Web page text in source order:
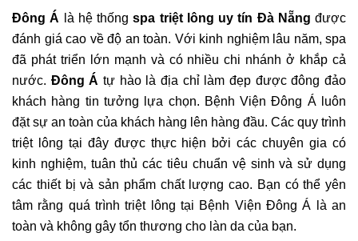
Đông Á là hệ thốngspa triệt lông uy tín Đà Nẵng được
đánh giá cao về độ an toàn. Với kinh nghiệm lâu năm, spa
đã phát triển lớn mạnh và có nhiều chi nhánh ở khắp cả
nước. Đông Á tự hào là địa chỉ làm đẹp được đông đảo
khách hàng tin tưởng lựa chọn. Bệnh Viện Đông Á luôn
đặt sự an toàn của khách hàng lên hàng đầu. Các quy trình
triệt lông tại đây được thực hiện bởi các chuyên gia có
kinh nghiệm, tuân thủ các tiêu chuẩn vệ sinh và sử dụng
các thiết bị và sản phẩm chất lượng cao. Bạn có thể yên
tâm rằng quá trình triệt lông tại Bệnh Viện Đông Á là an
toàn và không gây tổn thương cho làn da của bạn.